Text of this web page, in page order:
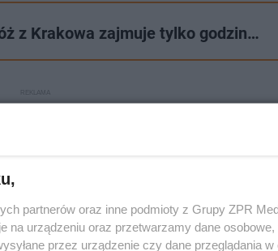
z Krakowa zajmuje tylko godzin…
partnerów oraz inne podmioty z Grupy ZPR
na urządzeniu oraz przetwarzamy dane
przez urządzenie czy dane przeglądania